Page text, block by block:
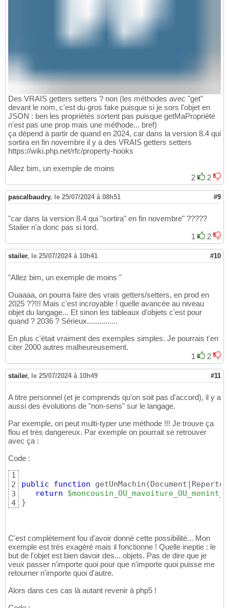
Des VRAIS getters setters ? non (les méthodes avec "get"
devant le nom, c'est du gros fake puisque si je sors l'objet en
JSON : ben les propriétés sortent pas puisque getMaPropriété
n'est pas une prop mais une méthode... bref)
ça dépend à partir de quand en 2024, car dans la version 8.4 qui
sortira en fin novembre il y a des VRAIS getters setters
https://wiki.php.net/rfc/property-hooks
Allez bim, un exemple de moins
2
2
pascalbaudry, le 25/07/2024 à 08h51 #9
"car dans la version 8.4 qui "sortira" en fin novembre" ?????
Stailer n'a donc pas si tord.
1
2
stailer, le 25/07/2024 à 10h41 #10
"Allez bim, un exemple de moins "
Ouaaaa, on pourra faire des vrais getters/setters, en prod en
2025 ??!!! Mais c'est incroyable ! quelle avancée au niveau
objet du langage... Et sinon les tableaux d'objets c'est pour
quand ? 2036 ? Sérieux...............
En plus c'était vraiment des exemples simples. Je pourrais t'en
citer 2000 autres malheureusement.
1
2
stailer, le 25/07/2024 à 10h49 #11
A titre personnel (et je comprends qu'on soit pas d'accord), il y a
aussi des évolutions de "non-sens" sur le langage.
Par exemple, on peut multi-typer une méthode !!! Je trouve ça
flou et très dangereux. Par exemple on pourrait se retrouver
avec ça :
Code :
1
2
3
4
public function getUnMachin (
return
}
C'est complètement fou d'avoir donné cette possibilité... Mon
exemple est très exagéré mais il fonctionne ! Quelle ineptie : le
but de l'objet est bien davoir des... objets. Pas de dire que je
veux passer n'importe quoi pour que n'importe quoi puisse me
retourner n'importe quoi d'autre.
Alors dans ces cas là autant revenir à php5 !